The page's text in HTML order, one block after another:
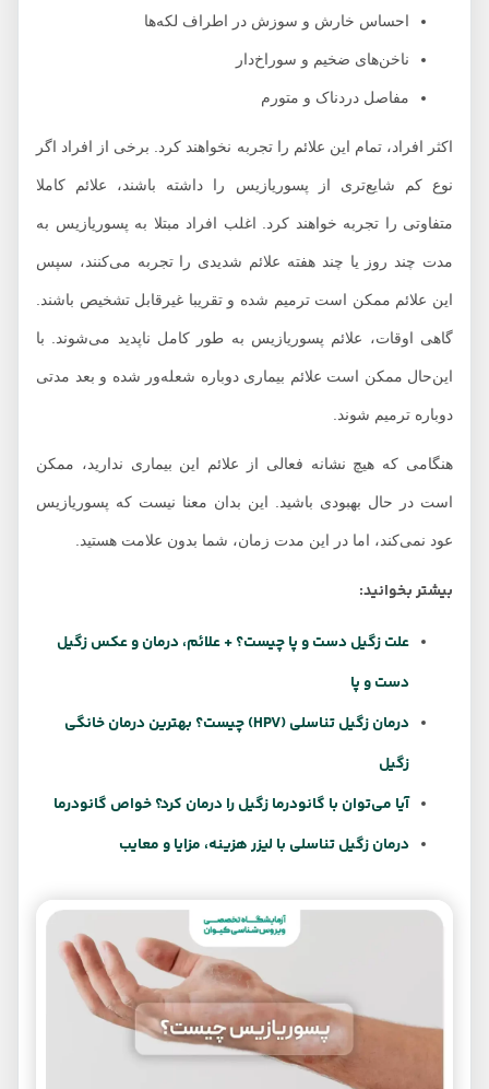
احساس خارش و سوزش در اطراف لکه‌ها
ناخن‌های ضخیم و سوراخ‌دار
مفاصل دردناک و متورم
اکثر افراد، تمام این علائم را تجربه نخواهند کرد. برخی از افراد اگر
نوع کم شایع‌تری از پسوریازیس را داشته باشند، علائم کاملا
متفاوتی را تجربه خواهند کرد. اغلب افراد مبتلا به پسوریازیس به
مدت چند روز یا چند هفته علائم شدیدی را تجربه می‌کنند، سپس
این علائم ممکن است ترمیم شده و تقریبا غیرقابل تشخیص باشند.
گاهی اوقات، علائم پسوریازیس به طور کامل ناپدید می‌شوند. با
این‌حال ممکن است علائم بیماری دوباره شعله‌ور شده و بعد مدتی
دوباره ترمیم شوند.
هنگامی که هیچ نشانه فعالی از علائم این بیماری ندارید، ممکن
است در حال بهبودی باشید. این بدان معنا نیست که پسوریازیس
عود نمی‌کند، اما در این مدت زمان، شما بدون علامت هستید.
بیشتر بخوانید:
علت زگیل دست و پا چیست؟ + علائم، درمان و عکس زگیل
دست و پا
درمان زگیل تناسلی (HPV) چیست؟ بهترین درمان خانگی
آیا می‌توان با گانودرما زگیل را درمان کرد؟ خواص گانودرما
درمان زگیل تناسلی با لیزر هزینه، مزایا و معایب